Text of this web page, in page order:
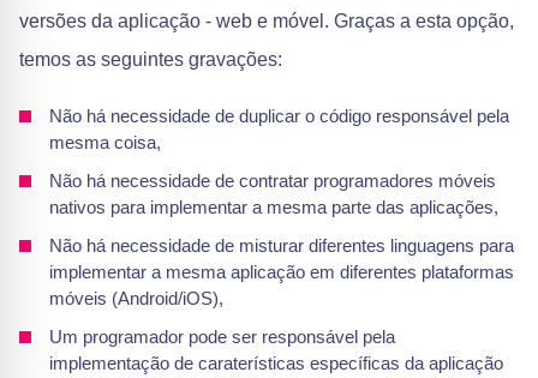
versões da aplicação - web e móvel. Graças a esta opção,
temos as seguintes gravações:
Não há necessidade de duplicar o código responsável pela
mesma coisa,
Não há necessidade de contratar programadores móveis
nativos para implementar a mesma parte das aplicações,
Não há necessidade de misturar diferentes linguagens para
implementar a mesma aplicação em diferentes plataformas
móveis (Android/iOS),
Um programador pode ser responsável pela
implementação de caraterísticas específicas da aplicação